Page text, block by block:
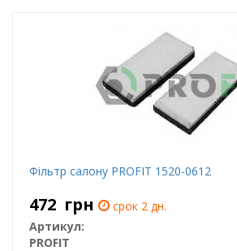
Фільтр салону PROFIT 1520-0612
472 грн
срок 2 дн.
Артикул:
PROFIT